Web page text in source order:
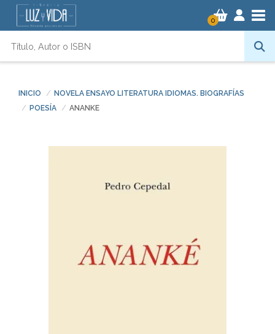
0
INICIO
NOVELA ENSAYO LITERATURA IDIOMAS. BIOGRAFÍAS
POESÍA
ANANKE